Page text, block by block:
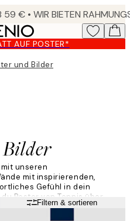
AUF POSTER*
und Bilder
unseren
mit inspirierenden,
Gefühl in dein
Poster von Tennis über
Lasse dich inspirieren!
Filtern & sortieren